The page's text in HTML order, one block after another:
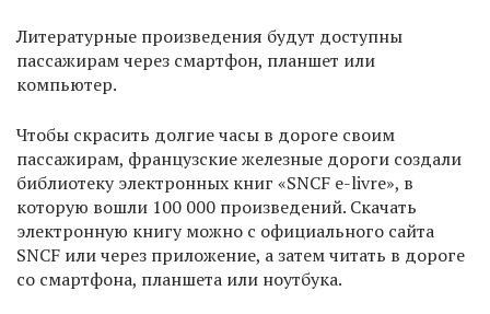
Литературные произведения будут доступны
пассажирам через смартфон, планшет или
компьютер.
Чтобы скрасить долгие часы в дороге своим
пассажирам, французские железные дороги создали
библиотеку электронных книг «SNCF e-livre», в
которую вошли 100 000 произведений. Скачать
электронную книгу можно с официального сайта
SNCF или через приложение, а затем читать в дороге
со смартфона, планшета или ноутбука.